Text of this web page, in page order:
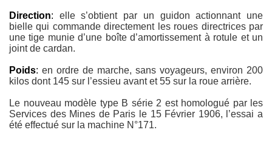
Direction: elle s’obtient par un guidon actionnant une
bielle qui commande directement les roues directrices par
une tige munie d’une boîte d’amortissement à rotule et un
joint de cardan.
Poids: en ordre de marche, sans voyageurs, environ 200
kilos dont 145 sur l’essieu avant et 55 sur la roue arrière.
Le nouveau modèle type B série 2 est homologué par les
Services des Mines de Paris le 15 Février 1906, l’essai a
été effectué sur la machine N°171.